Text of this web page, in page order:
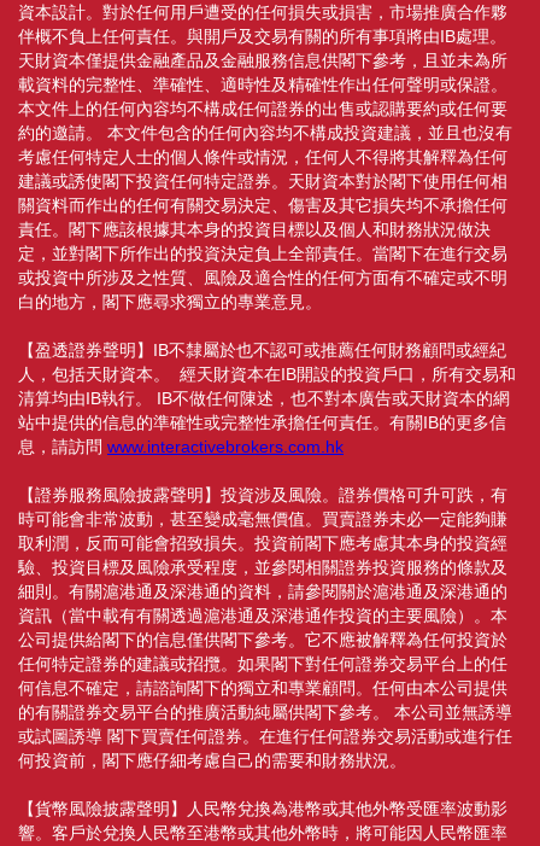
資本設計。對於任何用戶遭受的任何損失或損害，市場推廣合作夥
伴概不負上任何責任。與開戶及交易有關的所有事項將由IB處理。
天財資本僅提供金融產品及金融服務信息供閣下參考，且並未為所
載資料的完整性、準確性、適時性及精確性作出任何聲明或保證。
本文件上的任何內容均不構成任何證券的出售或認購要約或任何要
約的邀請。 本文件包含的任何內容均不構成投資建議，並且也沒有
考慮任何特定人士的個人條件或情況，任何人不得將其解釋為任何
建議或誘使閣下投資任何特定證券。天財資本對於閣下使用任何相
關資料而作出的任何有關交易決定、傷害及其它損失均不承擔任何
責任。閣下應該根據其本身的投資目標以及個人和財務狀況做決
定，並對閣下所作出的投資決定負上全部責任。當閣下在進行交易
或投資中所涉及之性質、風險及適合性的任何方面有不確定或不明
白的地方，閣下應尋求獨立的專業意見。
【盈透證券聲明】IB不隸屬於也不認可或推薦任何財務顧問或經紀
人，包括天財資本。 經天財資本在IB開設的投資戶口，所有交易和
清算均由IB執行。 IB不做任何陳述，也不對本廣告或天財資本的網
站中提供的信息的準確性或完整性承擔任何責任。有關IB的更多信
息，請訪問 www.interactivebrokers.com.hk
【證券服務風險披露聲明】投資涉及風險。證券價格可升可跌，有
時可能會非常波動，甚至變成毫無價值。買賣證券未必一定能夠賺
取利潤，反而可能會招致損失。投資前閣下應考慮其本身的投資經
驗、投資目標及風險承受程度，並參閱相關證券投資服務的條款及
細則。有關滬港通及深港通的資料，請參閱關於滬港通及深港通的
資訊（當中載有有關透過滬港通及深港通作投資的主要風險）。本
公司提供給閣下的信息僅供閣下參考。它不應被解釋為任何投資於
任何特定證券的建議或招攬。如果閣下對任何證券交易平台上的任
何信息不確定，請諮詢閣下的獨立和專業顧問。任何由本公司提供
的有關證券交易平台的推廣活動純屬供閣下參考。 本公司並無誘導
或試圖誘導 閣下買賣任何證券。在進行任何證券交易活動或進行任
何投資前，閣下應仔細考慮自己的需要和財務狀況。
【貨幣風險披露聲明】人民幣兌換為港幣或其他外幣受匯率波動影
響。客戶於兌換人民幣至港幣或其他外幣時，將可能因人民幣匯率